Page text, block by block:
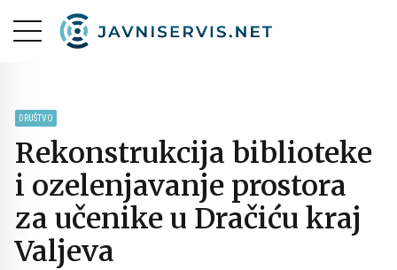
DRUŠTVO
Rekonstrukcija biblioteke
i ozelenjavanje prostora
za učenike u Dračiću kraj
Valjeva